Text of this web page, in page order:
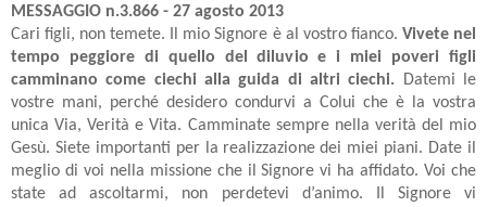
MESSAGGIO n.3.866 - 27 agosto 2013
Cari figli, non temete. Il mio Signore è al vostro fianco. Vivete nel
tempo peggiore di quello del diluvio e i miei poveri figli
camminano come ciechi alla guida di altri ciechi. Datemi le
vostre mani, perché desidero condurvi a Colui che è la vostra
unica Via, Verità e Vita. Camminate sempre nella verità del mio
Gesù. Siete importanti per la realizzazione dei miei piani. Date il
meglio di voi nella missione che il Signore vi ha affidato. Voi che
state ad ascoltarmi, non perdetevi d’animo. Il Signore vi